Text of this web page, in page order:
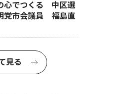
心でつくる 中区選
党市会議員 福島直
見る